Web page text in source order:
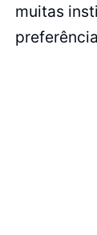
muitas